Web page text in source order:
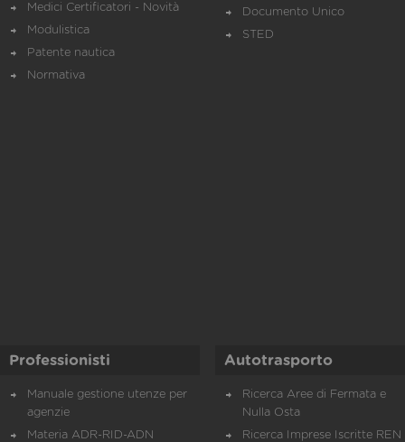
Medici Certificatori - Novità
Modulistica
Patente nautica
Normativa
Documento Unico
STED
Professionisti
Manuale gestione utenze per
agenzie
Materia ADR-RID-ADN
Autotrasporto
Ricerca Aree di Fermata e
Nulla Osta
Ricerca Imprese Iscritte REN